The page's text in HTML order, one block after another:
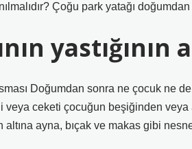
Çoğu park yatağı
Doğumdan sonra ne çocuk ne de
veya ceketi çocuğun beşiğinden veya
altına ayna, bıçak ve makas gibi